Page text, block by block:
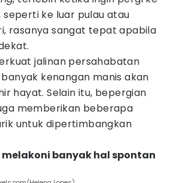
ke luar pulau atau
rasanya sangat tepat apabila
jalinan persahabatan
kenangan manis akan
hayat. Selain itu, bepergian
memberikan beberapa
untuk dipertimbangkan
melakoni banyak hal spontan